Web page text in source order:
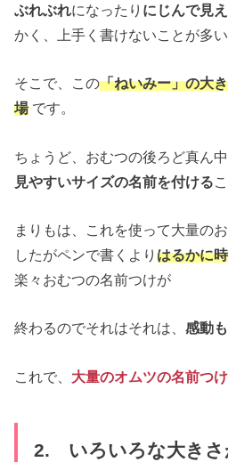
ぶれぶれになったり にじんで見
かく、上手く書けないことが多
そこで、この「ねいみー」の大
場です。
ちょうど、おむつの後ろど真ん
見やすいサイズの名前を付ける
まりもは、これを使って大量の
したがペンで書くよりはるかに
楽々おむつの名前つけが
終わるのでそれはそれは、感動
これで、 大量のオムツの名前つ
2. いろいろな大きさ